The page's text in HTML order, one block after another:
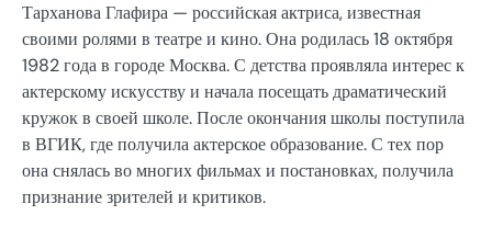
Тарханова Глафира — российская актриса, известная
своими ролями в театре и кино. Она родилась 18 октября
1982 года в городе Москва. С детства проявляла интерес к
актерскому искусству и начала посещать драматический
кружок в своей школе. После окончания школы поступила
в ВГИК, где получила актерское образование. С тех пор
она снялась во многих фильмах и постановках, получила
признание зрителей и критиков.